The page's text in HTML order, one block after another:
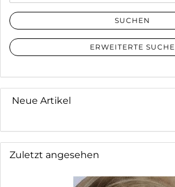
SUCHEN
ERWEITERTE SUCHE
Neue Artikel
Zuletzt angesehen